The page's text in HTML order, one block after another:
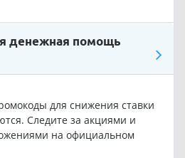
денежная помощь
для снижения ставки
Следите за акциями и
на официальном